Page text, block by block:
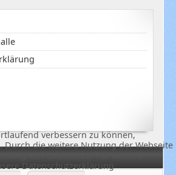
verbessern zu können,
Durch die weitere Nutzung der Webseite
von Cookies zu. Für weitere
Datenschutzerklärung